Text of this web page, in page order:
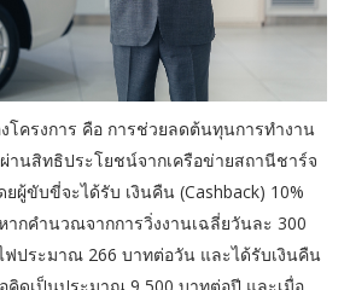
ครงการ คือ การช่วยลดต้นทุนการทำงาน
านสิทธิประโยชน์จากเครือข่ายสถานีชาร์จ
ผู้ขับขี่จะได้รับ เงินคืน (Cashback) 10%
ากคำนวณจากการวิ่งงานเฉลี่ยวันละ 300
ฟประมาณ 266 บาทต่อวัน และได้รับเงินคืน